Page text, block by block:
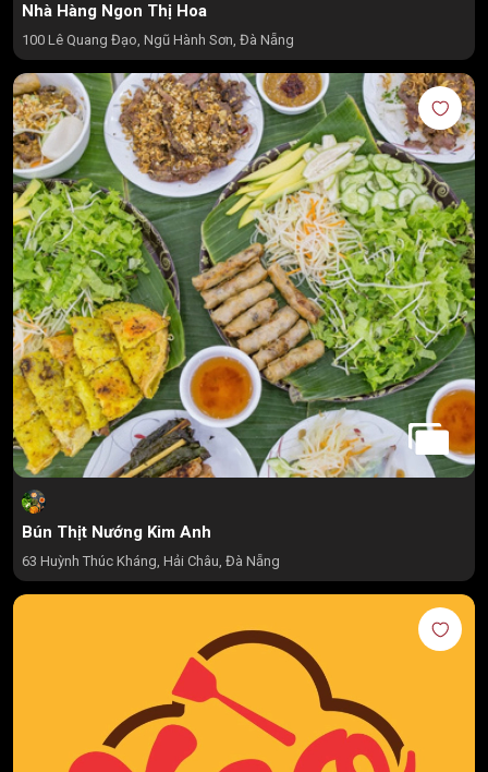
Nhà Hàng Ngon Thị Hoa
100 Lê Quang Đạo, Ngũ Hành Sơn, Đà Nẵng
Bún Thịt Nướng Kim Anh
63 Huỳnh Thúc Kháng, Hải Châu, Đà Nẵng